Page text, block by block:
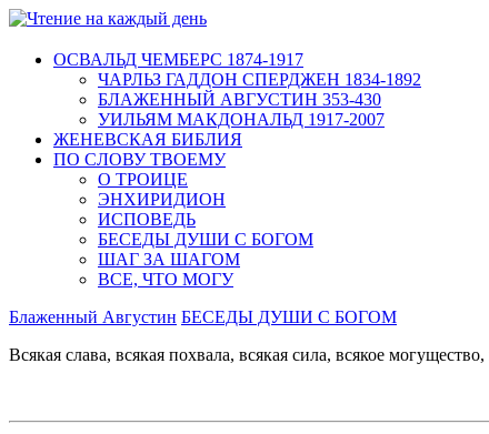
ОСВАЛЬД ЧЕМБЕРС 1874-1917
ЧАРЛЬЗ ГАДДОН СПЕРДЖЕН 1834-1892
БЛАЖЕННЫЙ АВГУСТИН 353-430
УИЛЬЯМ МАКДОНАЛЬД 1917-2007
ЖЕНЕВСКАЯ БИБЛИЯ
ПО СЛОВУ ТВОЕМУ
О ТРОИЦЕ
ЭНХИРИДИОН
ИСПОВЕДЬ
БЕСЕДЫ ДУШИ С БОГОМ
ШАГ ЗА ШАГОМ
ВСЕ, ЧТО МОГУ
Блаженный Августин БЕСЕДЫ ДУШИ С БОГОМ
Всякая слава, всякая похвала, всякая сила, всякое